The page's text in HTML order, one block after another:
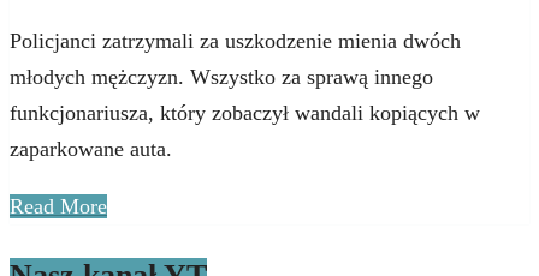
Policjanci zatrzymali za uszkodzenie mienia dwóch
młodych mężczyzn. Wszystko za sprawą innego
funkcjonariusza, który zobaczył wandali kopiących w
zaparkowane auta.
Read More